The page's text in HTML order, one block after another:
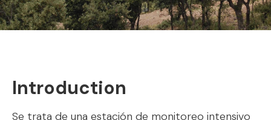
Introduction
Se trata de una estación de monitoreo intensivo